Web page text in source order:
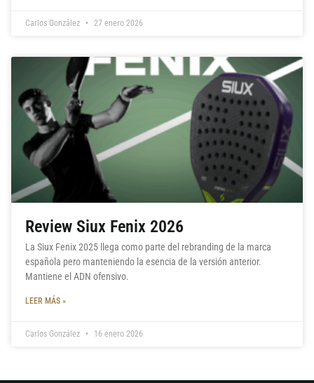
Carlos González 27 enero 2026
Review Siux Fenix 2026
La Siux Fenix 2025 llega como parte del rebranding de la marca
española pero manteniendo la esencia de la versión anterior.
Mantiene el ADN ofensivo.
LEER MÁS »
Carlos González 16 enero 2026